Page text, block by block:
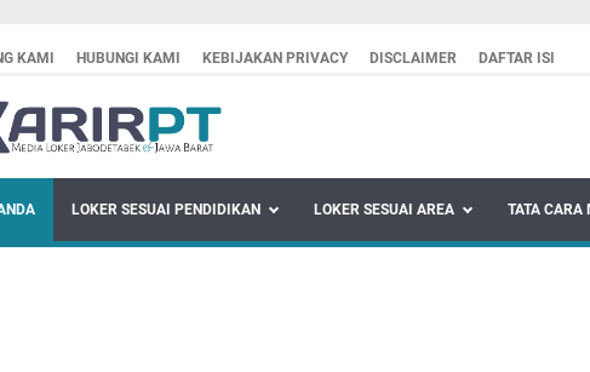
KAMI HUBUNGI KAMI KEBIJAKAN PRIVACY DISCLAIMER DAFTAR ISI
LOKER SESUAI PENDIDIKAN LOKER SESUAI AREA TATA